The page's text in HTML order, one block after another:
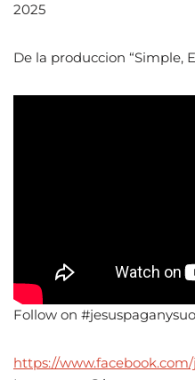
2025
De la produccion “Simple,
Follow on
https://